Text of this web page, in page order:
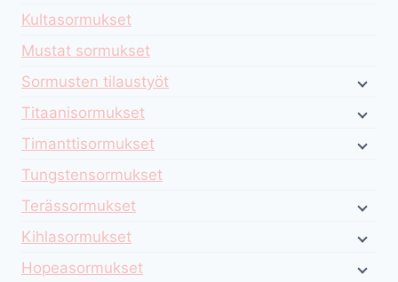
Kultasormukset
Mustat sormukset
Sormusten tilaustyöt
Titaanisormukset
Timanttisormukset
Tungstensormukset
Terässormukset
Kihlasormukset
Hopeasormukset